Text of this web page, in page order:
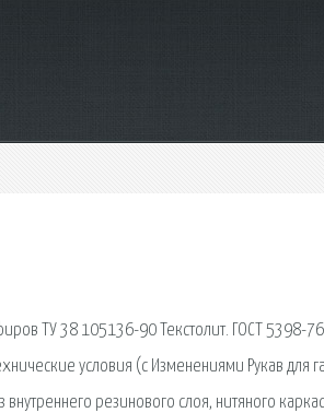
ТУ 38 105136-90 Текстолит. ГОСТ 5398-
условия (с Изменениями Рукав для
резинового слоя, нитяного